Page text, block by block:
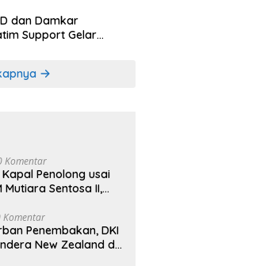
dan Damkar
Support Gelar
Komentar
Kapal Penolong usai
Mutiara Sentosa II,
Komentar
Penembakan, DKI
New Zealand di